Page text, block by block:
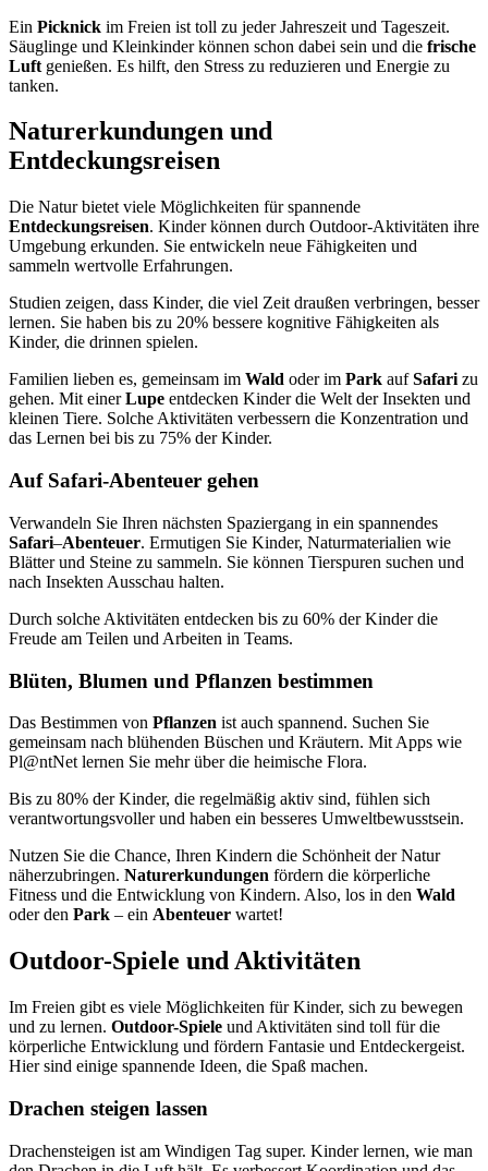
Ein Picknick im Freien ist toll zu jeder Jahreszeit und Tageszeit.
Säuglinge und Kleinkinder können schon dabei sein und die frische
Luft genießen. Es hilft, den Stress zu reduzieren und Energie zu
tanken.
Naturerkundungen und
Entdeckungsreisen
Die Natur bietet viele Möglichkeiten für spannende
Entdeckungsreisen. Kinder können durch Outdoor-Aktivitäten ihre
Umgebung erkunden. Sie entwickeln neue Fähigkeiten und
sammeln wertvolle Erfahrungen.
Studien zeigen, dass Kinder, die viel Zeit draußen verbringen, besser
lernen. Sie haben bis zu 20% bessere kognitive Fähigkeiten als
Kinder, die drinnen spielen.
Familien lieben es, gemeinsam im Wald oder im Park aufSafari zu
gehen. Mit einerLupe entdecken Kinder die Welt der Insekten und
kleinen Tiere. Solche Aktivitäten verbessern die Konzentration und
das Lernen bei bis zu 75% der Kinder.
Auf Safari-Abenteuer gehen
Verwandeln Sie Ihren nächsten Spaziergang in ein spannendes
Safari–Abenteuer. Ermutigen Sie Kinder, Naturmaterialien wie
Blätter und Steine zu sammeln. Sie können Tierspuren suchen und
nach Insekten Ausschau halten.
Durch solche Aktivitäten entdecken bis zu 60% der Kinder die
Freude am Teilen und Arbeiten in Teams.
Blüten, Blumen und Pflanzen bestimmen
Das Bestimmen von Pflanzen ist auch spannend. Suchen Sie
gemeinsam nach blühenden Büschen und Kräutern. Mit Apps wie
Pl@ntNet lernen Sie mehr über die heimische Flora.
Bis zu 80% der Kinder, die regelmäßig aktiv sind, fühlen sich
verantwortungsvoller und haben ein besseres Umweltbewusstsein.
Nutzen Sie die Chance, Ihren Kindern die Schönheit der Natur
näherzubringen. Naturerkundungen fördern die körperliche
Fitness und die Entwicklung von Kindern. Also, los in den Wald
oder den Park – ein Abenteuer wartet!
Outdoor-Spiele und Aktivitäten
Im Freien gibt es viele Möglichkeiten für Kinder, sich zu bewegen
und zu lernen. Outdoor-Spiele und Aktivitäten sind toll für die
körperliche Entwicklung und fördern Fantasie und Entdeckergeist.
Hier sind einige spannende Ideen, die Spaß machen.
Drachen steigen lassen
Drachensteigen ist am Windigen Tag super. Kinder lernen, wie man